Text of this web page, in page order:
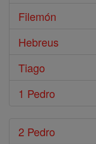
Filemón
Hebreus
Tiago
1 Pedro
2 Pedro